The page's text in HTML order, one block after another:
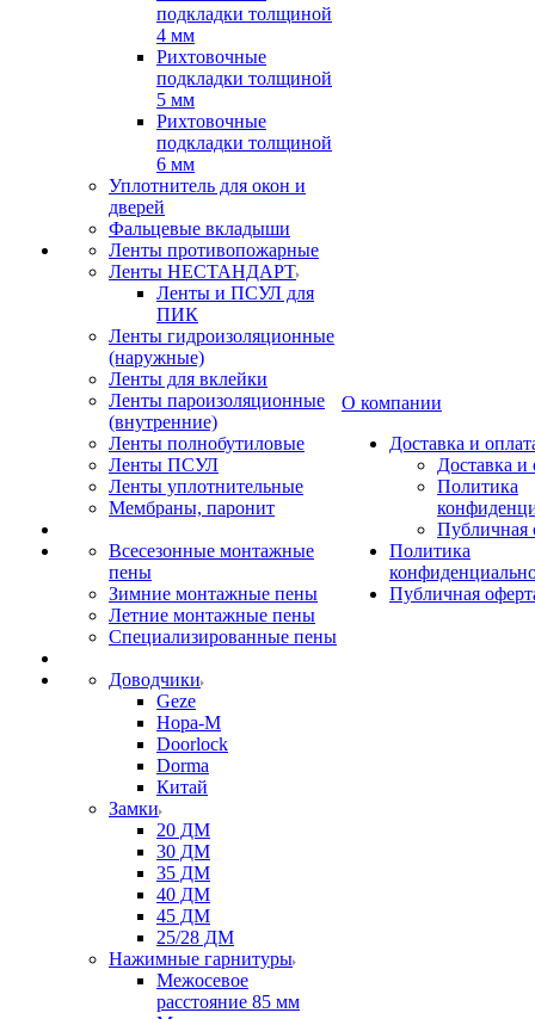
подкладки толщиной
4 мм
Рихтовочные
подкладки толщиной
5 мм
Рихтовочные
подкладки толщиной
6 мм
Уплотнитель для окон и
дверей
Фальцевые вкладыши
Ленты противопожарные
Ленты НЕСТАНДАРТ
Ленты и ПСУЛ для
ПИК
Ленты гидроизоляционные
(наружные)
Ленты для вклейки
Ленты пароизоляционные
(внутренние)
Ленты полнобутиловые
Ленты ПСУЛ
Ленты уплотнительные
Мембраны, паронит
Всесезонные монтажные
пены
Зимние монтажные пены
Летние монтажные пены
Специализированные пены
Доводчики
Geze
Нора-М
Doorlock
Dorma
Китай
Замки
20 ДМ
30 ДМ
35 ДМ
40 ДМ
45 ДМ
25/28 ДМ
Нажимные гарнитуры
Межосевое
расстояние 85 мм
О компании
Доставка и
Доставка и
Политика
Публичная
Политика
Публичная